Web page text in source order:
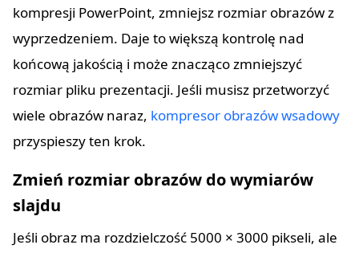
kompresji PowerPoint, zmniejsz rozmiar obrazów z
wyprzedzeniem. Daje to większą kontrolę nad
końcową jakością i może znacząco zmniejszyć
rozmiar pliku prezentacji. Jeśli musisz przetworzyć
wiele obrazów naraz, kompresor obrazów wsadowy
przyspieszy ten krok.
Zmień rozmiar obrazów do wymiarów
slajdu
Jeśli obraz ma rozdzielczość 5000 × 3000 pikseli, ale